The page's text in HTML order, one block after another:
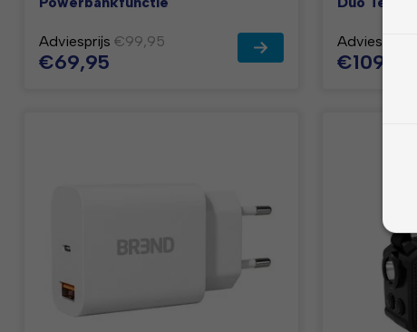
Adviesprijs €99,95
€69,95
Adviesprijs
€109,95